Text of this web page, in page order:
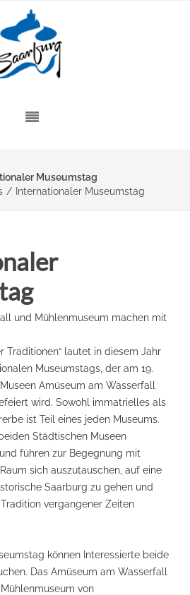
Museumstag
/ Internationaler Museumstag
und Mühlenmuseum machen mit
Traditionen“ lautet in diesem Jahr
Museumstags, der am 19.
Amüseum am Wasserfall
wird. Sowohl immatrielles als
ist Teil eines jeden Museums.
Städtischen Museen
führen zur Begegnung mit
m sich auszutauschen, auf eine
Saarburg zu gehen und
vergangener Zeiten
können Interessierte beide
Das Amüseum am Wasserfall
Mühlenmuseum von